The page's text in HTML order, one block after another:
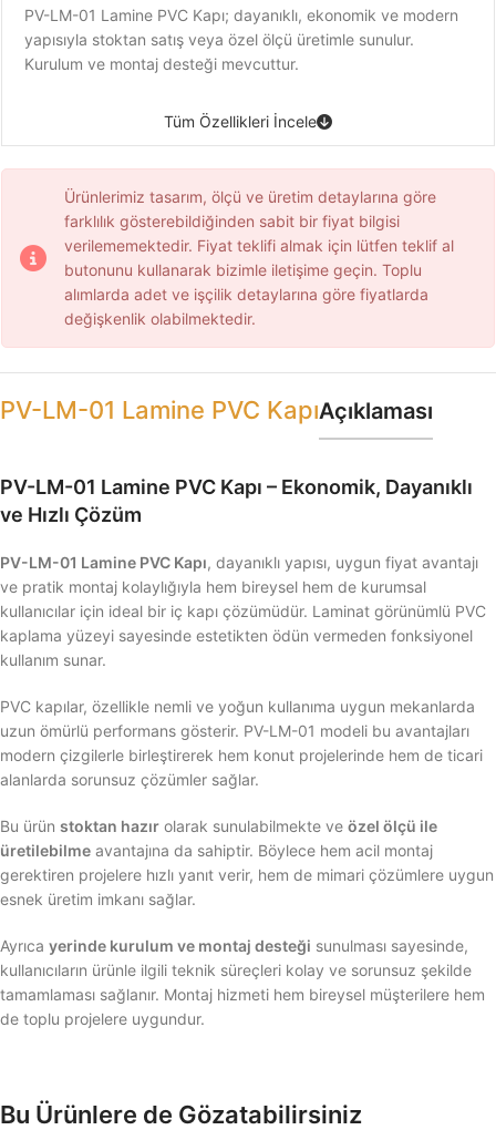
PV-LM-01 Lamine PVC Kapı; dayanıklı, ekonomik ve modern
yapısıyla stoktan satış veya özel ölçü üretimle sunulur.
Kurulum ve montaj desteği mevcuttur.
Tüm Özellikleri İncele
Ürünlerimiz tasarım, ölçü ve üretim detaylarına göre
farklılık gösterebildiğinden sabit bir fiyat bilgisi
verilememektedir. Fiyat teklifi almak için lütfen teklif al
butonunu kullanarak bizimle iletişime geçin. Toplu
alımlarda adet ve işçilik detaylarına göre fiyatlarda
değişkenlik olabilmektedir.
PV-LM-01 Lamine PVC KapıAçıklaması
PV-LM-01 Lamine PVC Kapı – Ekonomik, Dayanıklı
ve Hızlı Çözüm
PV-LM-01 Lamine PVC Kapı, dayanıklı yapısı, uygun fiyat avantajı
ve pratik montaj kolaylığıyla hem bireysel hem de kurumsal
kullanıcılar için ideal bir iç kapı çözümüdür. Laminat görünümlü PVC
kaplama yüzeyi sayesinde estetikten ödün vermeden fonksiyonel
kullanım sunar.
PVC kapılar, özellikle nemli ve yoğun kullanıma uygun mekanlarda
uzun ömürlü performans gösterir. PV-LM-01 modeli bu avantajları
modern çizgilerle birleştirerek hem konut projelerinde hem de ticari
alanlarda sorunsuz çözümler sağlar.
Bu ürün stoktan hazır olarak sunulabilmekte ve özel ölçü ile
üretilebilme avantajına da sahiptir. Böylece hem acil montaj
gerektiren projelere hızlı yanıt verir, hem de mimari çözümlere uygun
esnek üretim imkanı sağlar.
Ayrıca yerinde kurulum ve montaj desteği sunulması sayesinde,
kullanıcıların ürünle ilgili teknik süreçleri kolay ve sorunsuz şekilde
tamamlaması sağlanır. Montaj hizmeti hem bireysel müşterilere hem
de toplu projelere uygundur.
Bu Ürünlere de Gözatabilirsiniz